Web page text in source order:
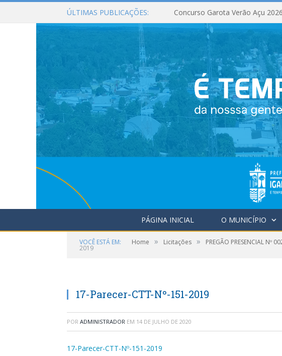
ÚLTIMAS PUBLICAÇÕES: Concurso Garota Verão Açu
PÁGINA INICIAL O MUNICÍPIO
VOCÊ ESTÁ EM: Home » Licitações » PREGÃO PRESENCIAL Nº
2019
17-Parecer-CTT-Nº-151-2019
POR ADMINISTRADOR EM 14 DE JULHO DE 2020
17-Parecer-CTT-Nº-151-2019